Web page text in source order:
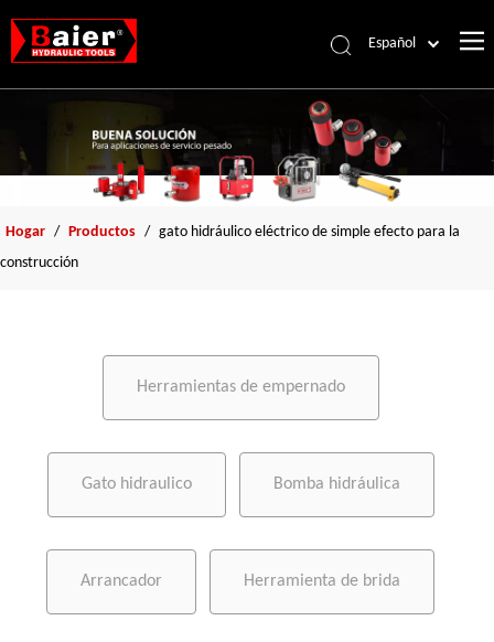
Español
Français
العربية
English
Hogar / Productos / gato hidráulico eléctrico de simple efecto para la
construcción
Herramientas de empernado
Gato hidraulico Bomba hidráulica
Arrancador Herramienta de brida